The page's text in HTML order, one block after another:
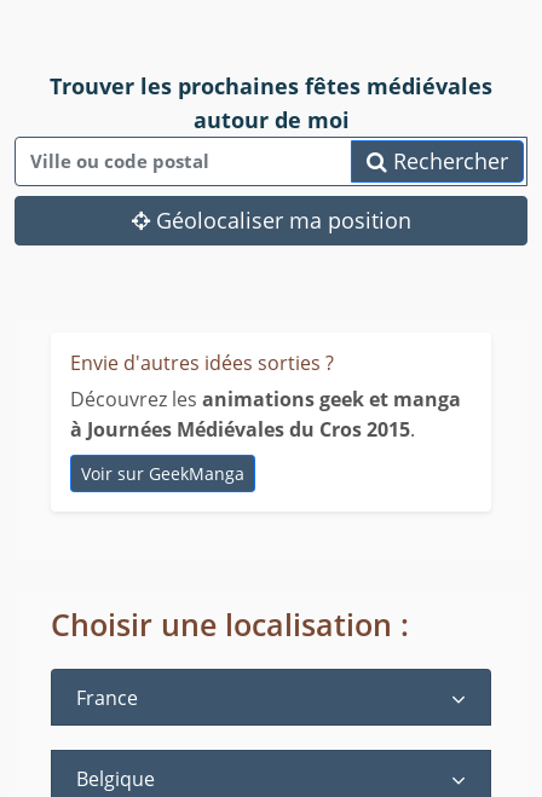
Trouver les prochaines fêtes médiévales
autour de moi
Rechercher
Géolocaliser ma position
Envie d'autres idées sorties ?
Découvrez les animations geek et manga
à Journées Médiévales du Cros 2015.
Voir sur GeekManga
Choisir une localisation :
France
Belgique